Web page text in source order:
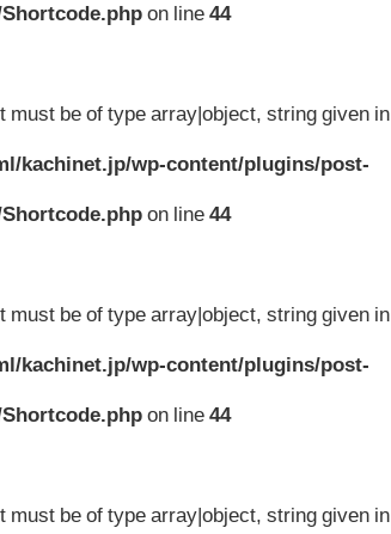
on line44
must be of type array|object, string given in
kachinet.jp/wp-content/plugins/post-
on line44
must be of type array|object, string given in
kachinet.jp/wp-content/plugins/post-
on line44
must be of type array|object, string given in